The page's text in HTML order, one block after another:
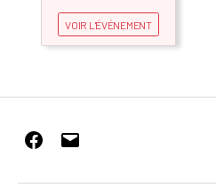
VOIR L'ÉVÉNEMENT
Facebook
E-
mail